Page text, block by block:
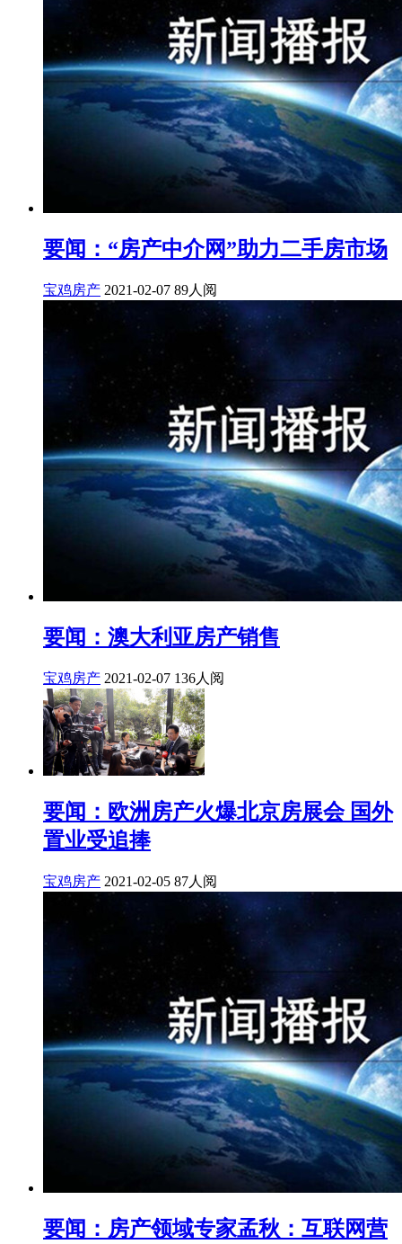
要闻：“房产中介网”助力二手房市场
宝鸡房产 2021-02-07 89人阅
要闻：澳大利亚房产销售
宝鸡房产 2021-02-07 136人阅
要闻：欧洲房产火爆北京房展会 国外
置业受追捧
宝鸡房产 2021-02-05 87人阅
要闻：房产领域专家孟秋：互联网营